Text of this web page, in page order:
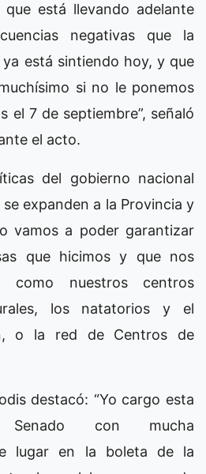
que está llevando adelante
negativas que la
está sintiendo hoy, y que
si no le ponemos
el 7 de septiembre”, señaló
el acto.
del gobierno nacional
expanden a la Provincia y
vamos a poder garantizar
que hicimos y que nos
como nuestros centros
los natatorios y el
o la red de Centros de
destacó: “Yo cargo esta
Senado con mucha
lugar en la boleta de la